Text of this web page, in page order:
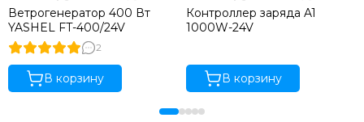
Ветрогенератор 400 Вт
YASHEL FT-400/24V
2
В корзину
Контроллер заряда A1
1000W-24V
В корзину